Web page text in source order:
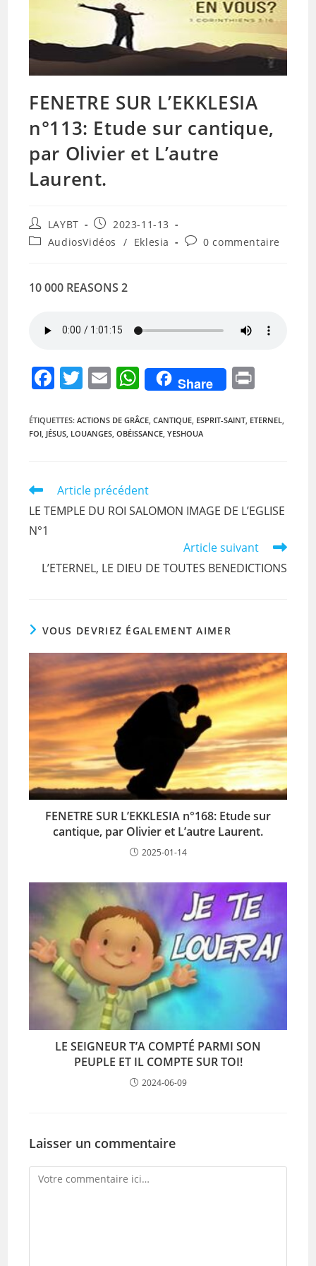
FENETRE SUR L’EKKLESIA
n°113: Etude sur cantique,
par Olivier et L’autre
Laurent.
Auteur/autrice
de
la
LAYBT
Publication
publiée :
2023-11-13
PostAudiosVidéos / Eklesia
Commentaires
0 commentaire
10 000 REASONS 2
F
c
e
o
o
T
itt
er
E
ai
l
W
h
at
s
p
p
Share
t
ÉTIQUETTES:ACTIONS DE GRÂCE CANTIQUE ESPRIT-SAINT ETERNEL
FOI JÉSUS LOUANGES OBÉISSANCE YESHOUA
Read
articles
Article précédent
LE TEMPLE DU ROI SALOMON IMAGE DE L’EGLISE
N°1
Article suivant
L’ETERNEL, LE DIEU DE TOUTES BENEDICTIONS
VOUS DEVRIEZ ÉGALEMENT AIMER
FENETRE SUR L’EKKLESIA n°168: Etude sur
cantique, par Olivier et L’autre Laurent.
2025-01-14
LE SEIGNEUR T’A COMPTÉ PARMI SON
PEUPLE ET IL COMPTE SUR TOI!
2024-06-09
Laisser un commentaire
Comment